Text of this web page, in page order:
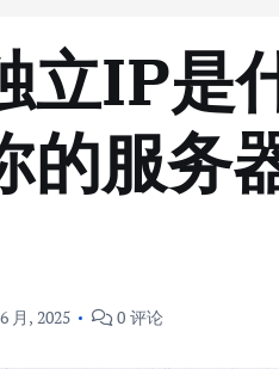
立IP是
的服务
月, 2025 0 评论